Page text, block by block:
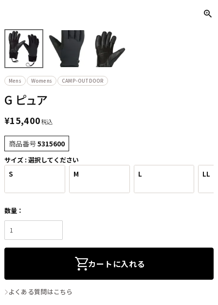
Mens Womens CAMP-OUTDOOR
G ピュア
¥15,400税込
商品番号5315600
サイズ 選択してください
S
M L LL
カートに入れる
よくある質問はこちら